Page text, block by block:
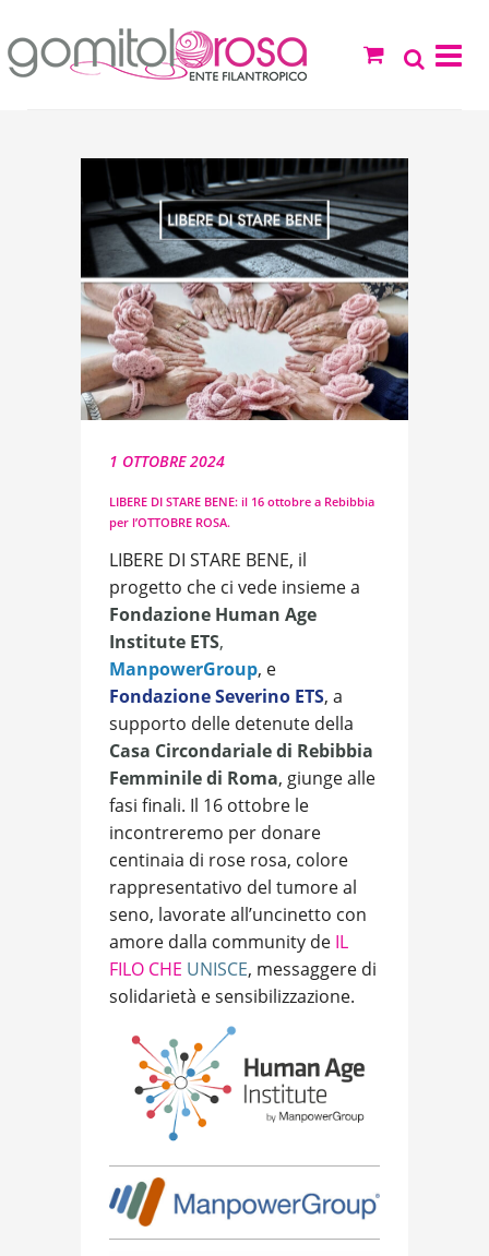
1 OTTOBRE 2024
LIBERE DI STARE BENE: il 16 ottobre a Rebibbia
per l’OTTOBRE ROSA.
LIBERE DI STARE BENE, il
progetto che ci vede insieme a
Fondazione Human Age
Institute ETS,
ManpowerGroup, e
Fondazione Severino ETS, a
supporto delle detenute della
Casa Circondariale di Rebibbia
Femminile di Roma, giunge alle
fasi finali. Il 16 ottobre le
incontreremo per donare
centinaia di rose rosa, colore
rappresentativo del tumore al
seno, lavorate all’uncinetto con
amore dalla community de IL
FILO CHE UNISCE, messaggere di
solidarietà e sensibilizzazione.